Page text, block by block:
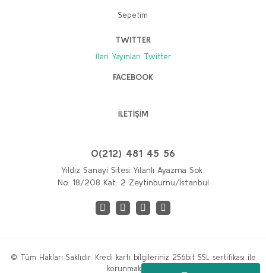
Sepetim
TWITTER
İleri Yayınları Twitter
FACEBOOK
İLETİŞİM
0(212) 481 45 56
Yıldız Sanayi Sitesi Yılanlı Ayazma Sok.
No: 18/208 Kat: 2 Zeytinburnu/İstanbul
© Tüm Hakları Saklıdır. Kredi kartı bilgileriniz 256bit SSL sertifikası ile
korunmaktadır.